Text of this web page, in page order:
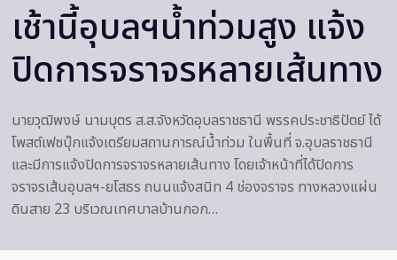
เช้านี้อุบลฯน้ำท่วมสูง แจ้ง
ปิดการจราจรหลายเส้นทาง
นายวุฒิพงษ์ นามบุตร ส.ส.จังหวัดอุบลราชธานี พรรคประชาธิปัตย์ ได้
โพสต์เฟซบุ๊กแจ้งเตรียมสถานการณ์น้ำท่วม ในพื้นที่ จ.อุบลราชธานี
และมีการแจ้งปิดการจราจรหลายเส้นทาง โดยเจ้าหน้าที่ได้ปิดการ
จราจรเส้นอุบลฯ-ยโสธร ถนนแจ้งสนิท 4 ช่องจราจร ทางหลวงแผ่น
ดินสาย 23 บริเวณเทศบาลบ้านกอก…